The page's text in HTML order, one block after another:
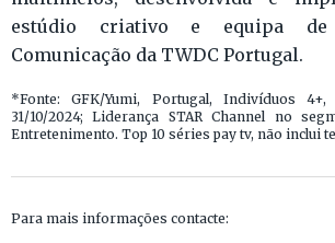
estúdio criativo e equipa
Comunicação da TWDC Portugal.
*Fonte: GFK/Yumi, Portugal, Indivíduos 4+,
31/10/2024; Liderança STAR Channel no
Entretenimento. Top 10 séries pay tv, não inclui
Para mais informações contacte: